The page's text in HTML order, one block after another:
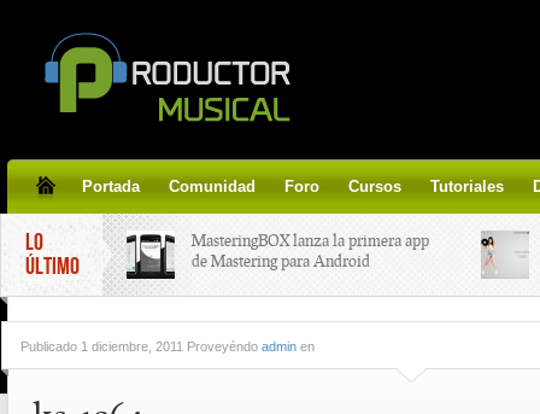
Portada Comunidad Foro Cursos Tutoriales
LO
ÚLTIMO
MasteringBOX lanza la primera app
de Mastering para Android
line gratis!
Publicado 1 diciembre, 2011 Proveyéndo admin en